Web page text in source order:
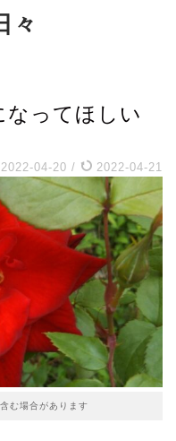
々
なってほしい
2022-04-20 / 2022-04-21
む場合があります